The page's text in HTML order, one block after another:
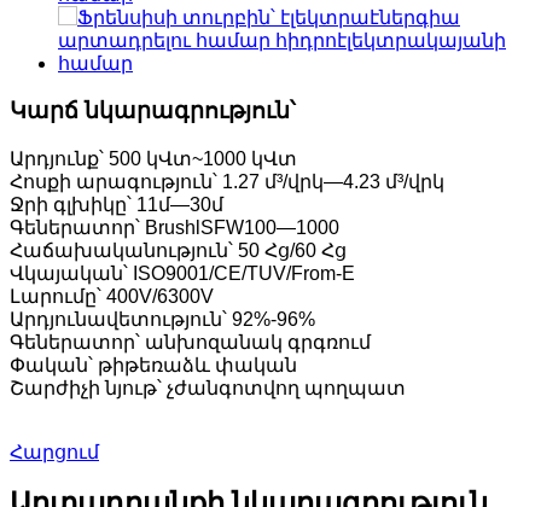
Կարճ նկարագրություն՝
Արդյունք՝ 500 կՎտ~1000 կՎտ
Հոսքի արագություն՝ 1.27 մ³/վրկ—4.23 մ³/վրկ
Ջրի գլխիկը՝ 11մ—30մ
Գեներատոր՝ BrushlSFW100—1000
Հաճախականություն՝ 50 Հց/60 Հց
Վկայական՝ ISO9001/CE/TUV/From-E
Լարումը՝ 400V/6300V
Արդյունավետություն՝ 92%-96%
Գեներատոր՝ անխոզանակ գրգռում
Փական՝ թիթեռաձև փական
Շարժիչի նյութ՝ չժանգոտվող պողպատ
Հարցում